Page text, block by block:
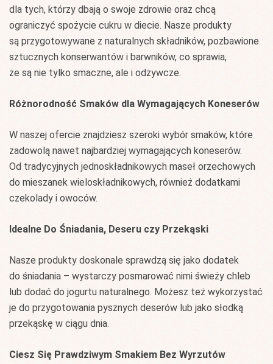
dla tych, którzy dbają o swoje zdrowie oraz chcą
ograniczyć spożycie cukru w diecie. Nasze produkty
są przygotowywane z naturalnych składników, pozbawione
sztucznych konserwantów i barwników, co sprawia,
że są nie tylko smaczne, ale i odżywcze.
Różnorodność Smaków dla Wymagających Koneserów
W naszej ofercie znajdziesz szeroki wybór smaków, które
zadowolą nawet najbardziej wymagających koneserów.
Od tradycyjnych jednoskładnikowych maseł orzechowych
do mieszanek wieloskładnikowych, również dodatkami
czekolady i owoców.
Idealne Do Śniadania, Deseru czy Przekąski
Nasze produkty doskonale sprawdzą się jako dodatek
do śniadania – wystarczy posmarować nimi świeży chleb
lub dodać do jogurtu naturalnego. Możesz też wykorzystać
je do przygotowania pysznych deserów lub jako słodką
przekąskę w ciągu dnia.
Ciesz Się Prawdziwym Smakiem Bez Wyrzutów